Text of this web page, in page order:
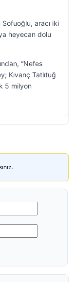
Sofuoğlu, aracı iki
heyecan dolu
“Nefes
Kıvanç Tatlıtuğ
5 milyon